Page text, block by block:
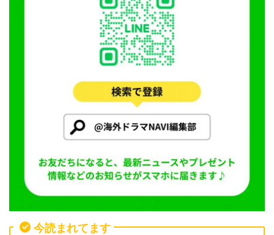
今読まれてます